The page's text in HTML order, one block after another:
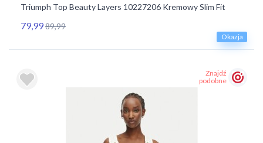
Okazja
Triumph Top Beauty Layers 10227206 Kremowy Slim Fit
79,9989,99
Znajdź
podobne